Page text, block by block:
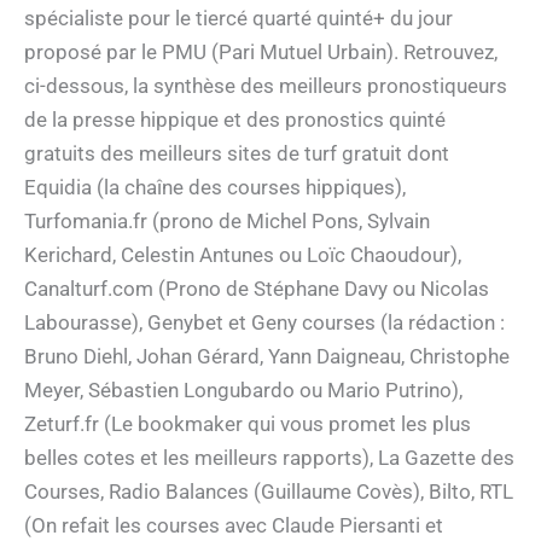
spécialiste pour le tiercé quarté quinté+ du jour
proposé par le PMU (Pari Mutuel Urbain). Retrouvez,
ci-dessous, la synthèse des meilleurs pronostiqueurs
de la presse hippique et des pronostics quinté
gratuits des meilleurs sites de turf gratuit dont
Equidia (la chaîne des courses hippiques),
Turfomania.fr (prono de Michel Pons, Sylvain
Kerichard, Celestin Antunes ou Loïc Chaoudour),
Canalturf.com (Prono de Stéphane Davy ou Nicolas
Labourasse), Genybet et Geny courses (la rédaction :
Bruno Diehl, Johan Gérard, Yann Daigneau, Christophe
Meyer, Sébastien Longubardo ou Mario Putrino),
Zeturf.fr (Le bookmaker qui vous promet les plus
belles cotes et les meilleurs rapports), La Gazette des
Courses, Radio Balances (Guillaume Covès), Bilto, RTL
(On refait les courses avec Claude Piersanti et